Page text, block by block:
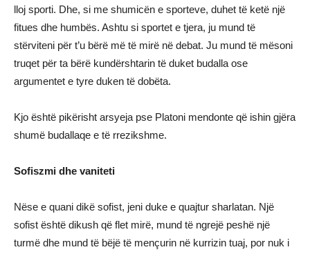
lloj sporti. Dhe, si me shumicën e sporteve, duhet të ketë një
fitues dhe humbës. Ashtu si sportet e tjera, ju mund të
stërviteni për t’u bërë më të mirë në debat. Ju mund të mësoni
truqet për ta bërë kundërshtarin të duket budalla ose
argumentet e tyre duken të dobëta.
Kjo është pikërisht arsyeja pse Platoni mendonte që ishin gjëra
shumë budallaqe e të rrezikshme.
Sofiszmi dhe vaniteti
Nëse e quani dikë sofist, jeni duke e quajtur sharlatan. Një
sofist është dikush që flet mirë, mund të ngrejë peshë një
turmë dhe mund të bëjë të mençurin në kurrizin tuaj, por nuk i